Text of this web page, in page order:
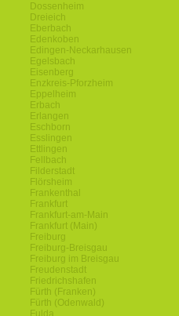
Dossenheim
Dreieich
Eberbach
Edenkoben
Edingen-Neckarhausen
Egelsbach
Eisenberg
Enzkreis-Pforzheim
Eppelheim
Erbach
Erlangen
Eschborn
Esslingen
Ettlingen
Fellbach
Filderstadt
Flörsheim
Frankenthal
Frankfurt
Frankfurt-am-Main
Frankfurt (Main)
Freiburg
Freiburg-Breisgau
Freiburg im Breisgau
Freudenstadt
Friedrichshafen
Fürth (Franken)
Fürth (Odenwald)
Fulda